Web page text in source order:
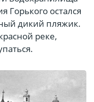
Горького остался
дикий пляжик.
реке,